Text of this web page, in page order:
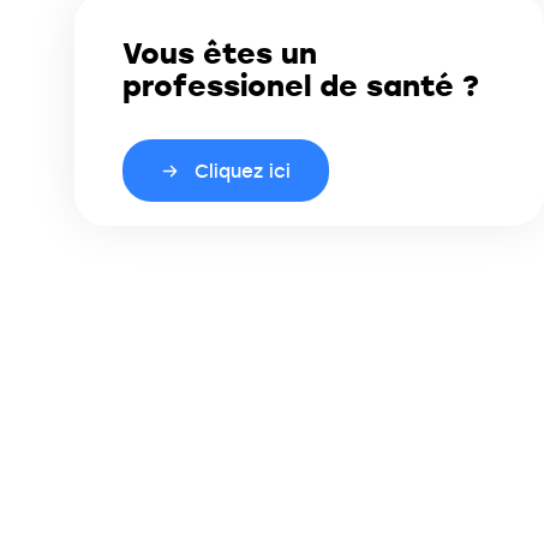
Vous êtes un
professionel de santé ?
Cliquez ici